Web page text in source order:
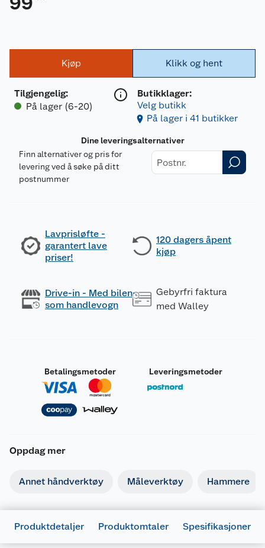
Kjøp
Tilgjengelig:
På lager (6-20)
Klikk og hent
Butikklager:
Velg butikk
På lager i 41 butikker
Dine leveringsalternativer
Finn alternativer og pris for
levering ved å søke på ditt
postnummer
Lavprisløfte -
garantert lave
priser!
120 dagers åpent
kjøp
Drive-in - Med bilen
som handlevogn
Gebyrfri faktura
med Walley
Betalingsmetoder Leveringsmetoder
Oppdag mer
Annet håndverktøy Måleverktøy Hammere
Produktdetaljer Produktomtaler Spesifikasjoner